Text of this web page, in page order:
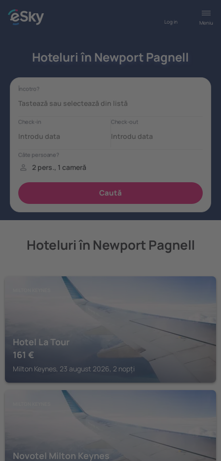
Meniu
Log in
Hoteluri în Newport Pagnell
Hoteluri în Newport Pagnell
Hotel La Tour
161 €
Milton Keynes, 23 august 2026, 2 nopți
Novotel Milton Keynes